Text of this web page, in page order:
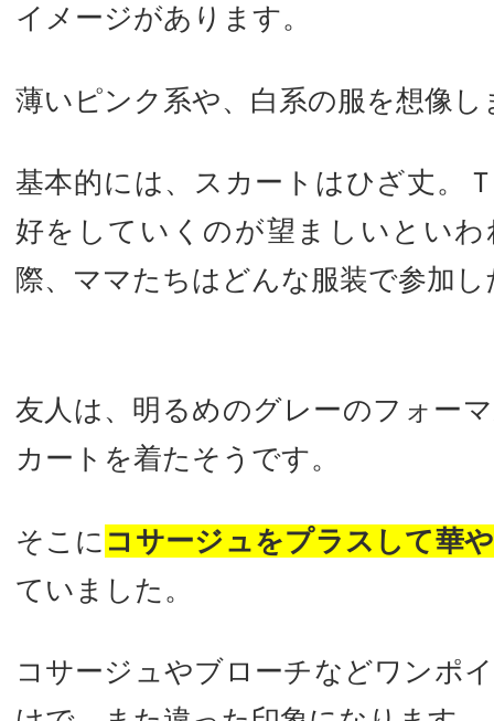
イメージがあります。
薄いピンク系や、白系の服を想像し
基本的には、スカートはひざ丈。
好をしていくのが望ましいとい
際、ママたちはどんな服装で参加
友人は、明るめのグレーのフォー
カートを着たそうです。
そこに コサージュをプラスして華
ていました。
コサージュやブローチなどワンポ